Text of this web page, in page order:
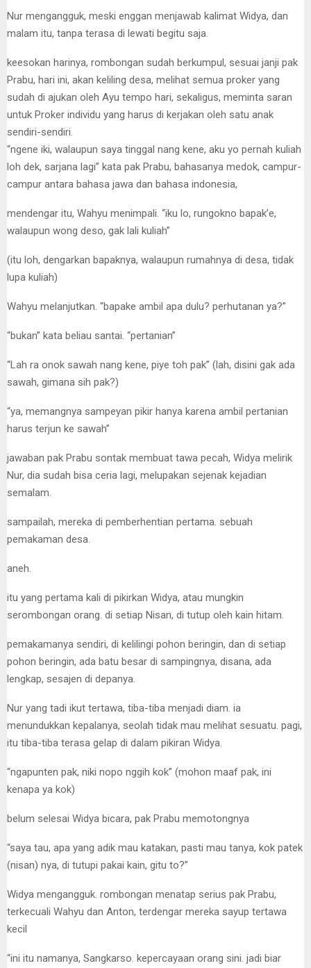
Nur mengangguk, meski enggan menjawab kalimat Widya, dan
malam itu, tanpa terasa di lewati begitu saja.
keesokan harinya, rombongan sudah berkumpul, sesuai janji pak
Prabu, hari ini, akan keliling desa, melihat semua proker yang
sudah di ajukan oleh Ayu tempo hari, sekaligus, meminta saran
untuk Proker individu yang harus di kerjakan oleh satu anak
sendiri-sendiri.
“ngene iki, walaupun saya tinggal nang kene, aku yo pernah kuliah
loh dek, sarjana lagi” kata pak Prabu, bahasanya medok, campur-
campur antara bahasa jawa dan bahasa indonesia,
mendengar itu, Wahyu menimpali. “iku lo, rungokno bapak’e,
walaupun wong deso, gak lali kuliah”
(itu loh, dengarkan bapaknya, walaupun rumahnya di desa, tidak
lupa kuliah)
Wahyu melanjutkan. “bapake ambil apa dulu? perhutanan ya?”
“bukan” kata beliau santai. “pertanian”
“Lah ra onok sawah nang kene, piye toh pak” (lah, disini gak ada
sawah, gimana sih pak?)
“ya, memangnya sampeyan pikir hanya karena ambil pertanian
harus terjun ke sawah”
jawaban pak Prabu sontak membuat tawa pecah, Widya melirik
Nur, dia sudah bisa ceria lagi, melupakan sejenak kejadian
semalam.
sampailah, mereka di pemberhentian pertama. sebuah
pemakaman desa.
aneh.
itu yang pertama kali di pikirkan Widya, atau mungkin
serombongan orang. di setiap Nisan, di tutup oleh kain hitam.
pemakamanya sendiri, di kelilingi pohon beringin, dan di setiap
pohon beringin, ada batu besar di sampingnya, disana, ada
lengkap, sesajen di depanya.
Nur yang tadi ikut tertawa, tiba-tiba menjadi diam. ia
menundukkan kepalanya, seolah tidak mau melihat sesuatu. pagi,
itu tiba-tiba terasa gelap di dalam pikiran Widya.
“ngapunten pak, niki nopo nggih kok” (mohon maaf pak, ini
kenapa ya kok)
belum selesai Widya bicara, pak Prabu memotongnya
“saya tau, apa yang adik mau katakan, pasti mau tanya, kok patek
(nisan) nya, di tutupi pakai kain, gitu to?”
Widya mengangguk. rombongan menatap serius pak Prabu,
terkecuali Wahyu dan Anton, terdengar mereka sayup tertawa
kecil
“ini itu namanya, Sangkarso. kepercayaan orang sini. jadi biar